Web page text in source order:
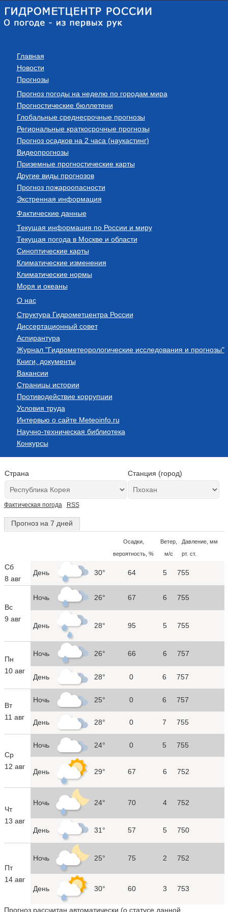
Главная
Новости
Прогнозы
Прогноз погоды на неделю по городам мира
Прогностические бюллетени
Глобальные среднесрочные прогнозы
Региональные краткосрочные прогнозы
Прогноз осадков на 2 часа (наукастинг)
Видеопрогнозы
Приземные прогностические карты
Другие виды прогнозов
Прогноз пожароопасности
Экстренная информация
Фактические данные
Текущая информация по России и миру
Текущая погода в Москве и области
Синоптические карты
Климатические изменения
Климатические нормы
Моря и океаны
О нас
Структура Гидрометцентра России
Диссертационный совет
Аспирантура
Журнал "Гидрометеорологические исследования и прогнозы"
Книги, документы
Вакансии
Страницы истории
Противодействие коррупции
Условия труда
Интервью о сайте Meteoinfo.ru
Научно-техническая библиотека
Конкурсы
Страна Станция (город)
Фактическая погода RSS
Прогноз на 7 дней
Осадки,
вероятность, %
Ветер,
м/с
Давление, мм
рт. ст.
Сб
8 авг
День 30° 64 5 755
Вс
9 авг
Ночь 26° 67 6 755
День 28° 95 5 755
Пн
10 авг
Ночь 26° 66 6 757
День 28° 0 6 757
Вт
11 авг
Ночь 25° 0 6 757
День 28° 0 7 755
Ср
12 авг
Ночь 24° 0 5 755
День 29° 67 6 752
Чт
13 авг
Ночь 24° 70 4 752
День 31° 57 5 750
Пт
14 авг
Ночь 25° 75 2 752
День 30° 60 3 753
Прогноз рассчитан автоматически (о статусе данной